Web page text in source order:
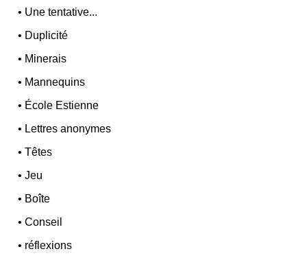
• Une tentative...
• Duplicité
• Minerais
• Mannequins
• École Estienne
• Lettres anonymes
•Têtes
•Jeu
• Boîte
•Conseil
• réflexions